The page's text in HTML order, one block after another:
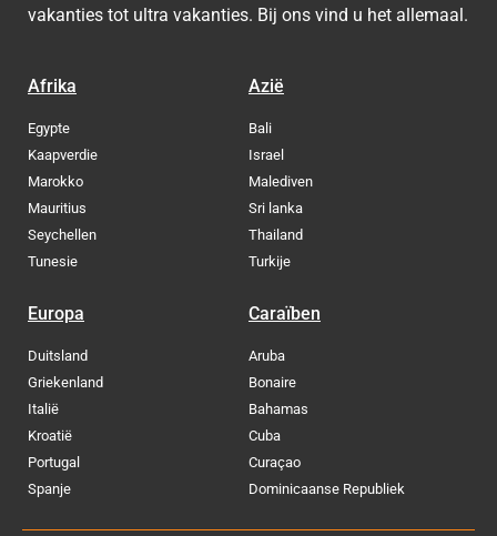
vakanties tot ultra vakanties. Bij ons vind u het allemaal.
Afrika
Egypte
Kaapverdie
Marokko
Mauritius
Seychellen
Tunesie
Azië
Bali
Israel
Malediven
Sri lanka
Thailand
Turkije
Europa
Duitsland
Griekenland
Italië
Kroatië
Portugal
Spanje
Caraïben
Aruba
Bonaire
Bahamas
Cuba
Curaçao
Dominicaanse Republiek